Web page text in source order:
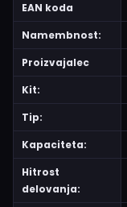
EAN koda
Namembnost:
Proizvajalec
Kit:
Tip:
Kapaciteta:
Hitrost
delovanja: